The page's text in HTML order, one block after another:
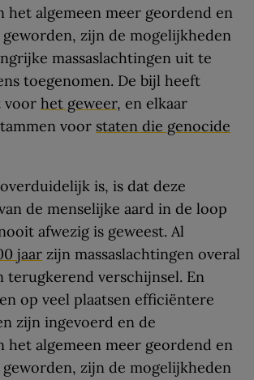
het algemeen meer geordend en
zijn de mogelijkheden
massaslachtingen uit te
toegenomen. De bijl heeft
voor het geweer, en elkaar
voor staten die genocide
is, is dat deze
de menselijke aard in de loop
afwezig is geweest. Al
jaar zijn massaslachtingen overal
terugkerend verschijnsel. En
op veel plaatsen efficiëntere
zijn ingevoerd en de
het algemeen meer geordend en
zijn de mogelijkheden